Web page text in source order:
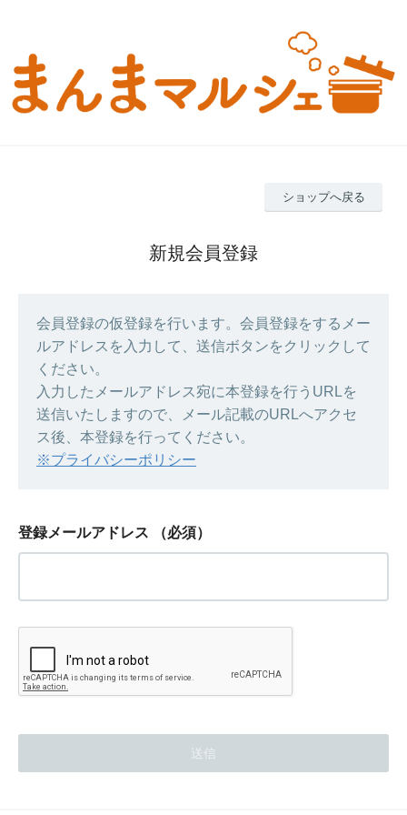
ショップへ戻る
新規会員登録
会員登録の仮登録を行います。会員登録をするメー
ルアドレスを入力して、送信ボタンをクリックして
ください。
入力したメールアドレス宛に本登録を行うURLを
送信いたしますので、メール記載のURLへアクセ
ス後、本登録を行ってください。
※プライバシーポリシー
登録メールアドレス （必須）